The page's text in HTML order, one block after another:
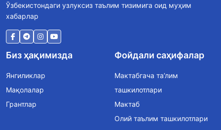
Ўзбекистондаги узлуксиз таълим тизимига оид муҳим
хабарлар
Биз ҳақимизда
Янгиликлар
Мақолалар
Грантлар
Фойдали саҳифалар
Мактабгача та’лим
ташкилотлари
Мактаб
Олий таълим ташкилотлари